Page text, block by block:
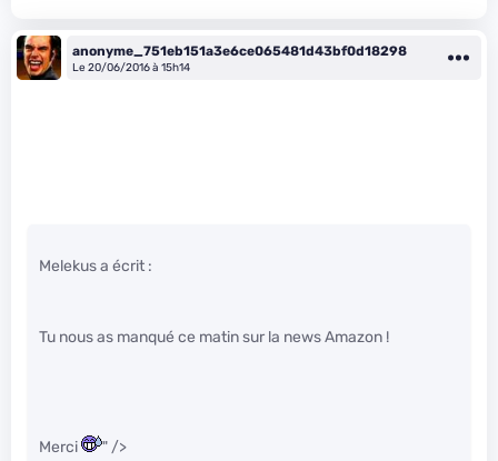
anonyme_751eb151a3e6ce065481d43bf0d18298
Le 20/06/2016 à 15h14
Melekus a écrit :
Tu nous as manqué ce matin sur la news Amazon !
Merci " />